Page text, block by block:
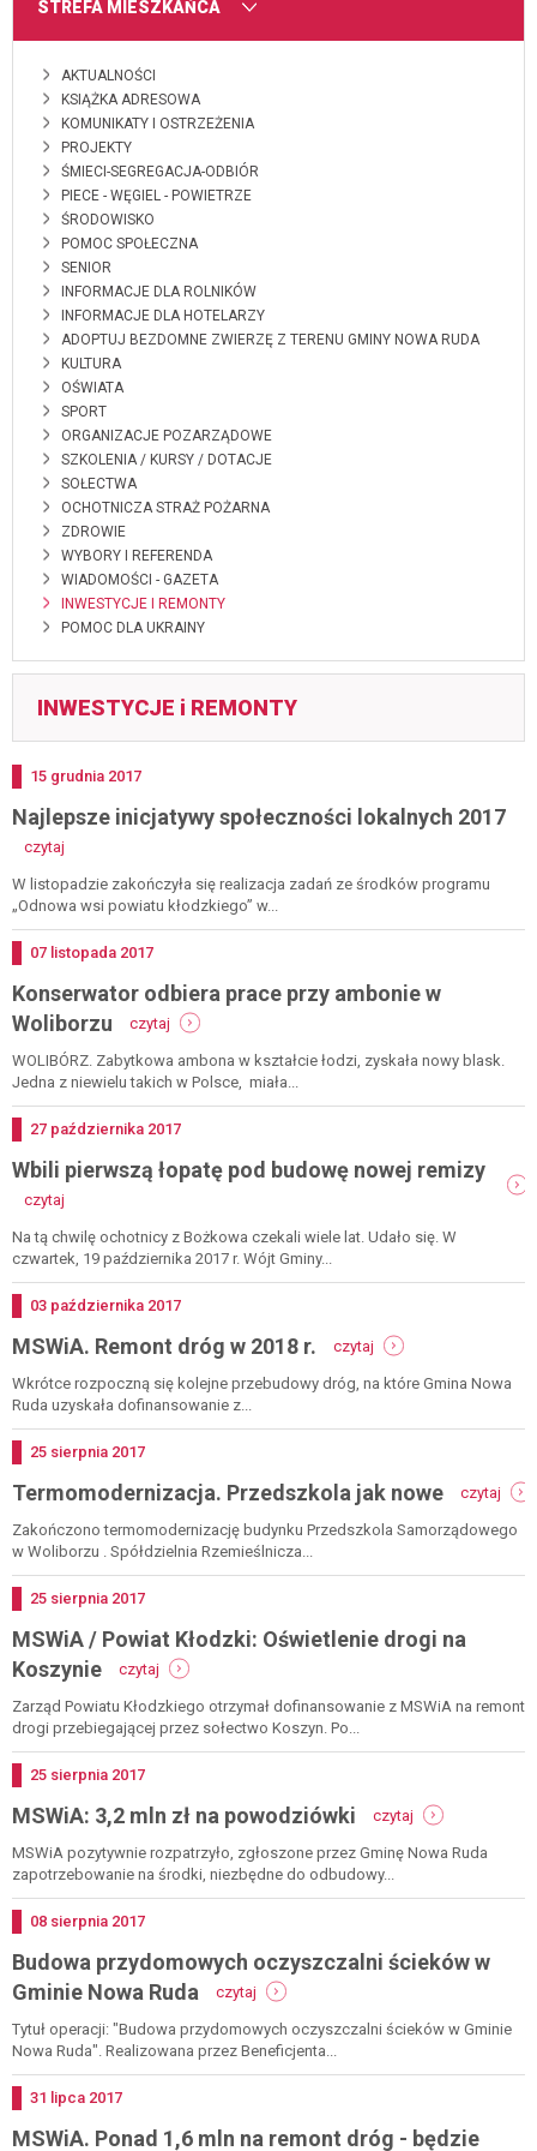
MENU
STREFA MIESZKAŃCA
AKTUALNOŚCI
KSIĄŻKA ADRESOWA
KOMUNIKATY I OSTRZEŻENIA
PROJEKTY
ŚMIECI-SEGREGACJA-ODBIÓR
PIECE - WĘGIEL - POWIETRZE
ŚRODOWISKO
POMOC SPOŁECZNA
SENIOR
INFORMACJE DLA ROLNIKÓW
INFORMACJE DLA HOTELARZY
ADOPTUJ BEZDOMNE ZWIERZĘ Z TERENU GMINY NOWA RUDA
KULTURA
OŚWIATA
SPORT
ORGANIZACJE POZARZĄDOWE
SZKOLENIA / KURSY / DOTACJE
SOŁECTWA
OCHOTNICZA STRAŻ POŻARNA
ZDROWIE
WYBORY I REFERENDA
WIADOMOŚCI - GAZETA
INWESTYCJE I REMONTY
POMOC DLA UKRAINY
INWESTYCJE i REMONTY
Dodano
15 grudnia 2017
Najlepsze inicjatywy społeczności lokalnych 2017
czytaj
inicjatywy
społeczności
2017
W listopadzie zakończyła się realizacja zadań ze środków programu
„Odnowa wsi powiatu kłodzkiego” w...
Dodano
07 listopada 2017
Konserwator odbiera prace przy ambonie w
Woliborzu
czytaj
konserwator
odbiera
prace
ambonie
woliborzu
WOLIBÓRZ. Zabytkowa ambona w kształcie łodzi, zyskała nowy blask.
Jedna z niewielu takich w Polsce, miała...
Dodano
27 października 2017
Wbili pierwszą łopatę pod budowę nowej remizy
czytaj
pierwszą
łopatę
budowę
remizy
Na tą chwilę ochotnicy z Bożkowa czekali wiele lat. Udało się. W
czwartek, 19 października 2017 r. Wójt Gminy...
Dodano
03 października 2017
MSWiA. Remont dróg w 2018 r. czytaj
mswia.
remont
Wkrótce rozpoczną się kolejne przebudowy dróg, na które Gmina Nowa
Ruda uzyskała dofinansowanie z...
Dodano
25 sierpnia 2017
Termomodernizacja. Przedszkola jak nowe czytaj
Zakończono termomodernizację budynku Przedszkola Samorządowego
w Woliborzu . Spółdzielnia Rzemieślnicza...
Dodano
25 sierpnia 2017
MSWiA / Powiat Kłodzki: Oświetlenie drogi na
Koszynie
czytaj
mswia
/
powiat
na
Zarząd Powiatu Kłodzkiego otrzymał dofinansowanie z MSWiA na remont
drogi przebiegającej przez sołectwo Koszyn. Po...
Dodano
25 sierpnia 2017
MSWiA: 3,2 mln zł na powodziówki czytaj
mswia:
3,2
MSWiA pozytywnie rozpatrzyło, zgłoszone przez Gminę Nowa Ruda
zapotrzebowanie na środki, niezbędne do odbudowy...
Dodano
08 sierpnia 2017
Budowa przydomowych oczyszczalni ścieków w
Gminie Nowa Ruda
czytaj
budowa
przydomowych
oczyszczalni
nowa
Tytuł operacji: "Budowa przydomowych oczyszczalni ścieków w Gminie
Nowa Ruda". Realizowana przez Beneficjenta...
Dodano
31 lipca 2017
MSWiA. Ponad 1,6 mln na remont dróg - będzie